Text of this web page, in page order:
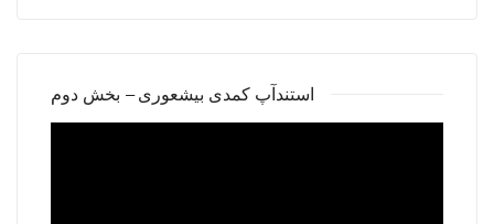
استندآپ کمدی بیشعوری – بخش دوم